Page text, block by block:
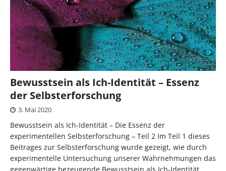
Bewusstsein als Ich-Identität – Essenz
der Selbsterforschung
3. Mai 2020
Bewusstsein als Ich-Identität – Die Essenz der
experimentellen Selbsterforschung – Teil 2 Im Teil 1 dieses
Beitrages zur Selbsterforschung wurde gezeigt, wie durch
experimentelle Untersuchung unserer Wahrnehmungen das
gegenwärtige bezeugende Bewusstsein als Ich-Identität